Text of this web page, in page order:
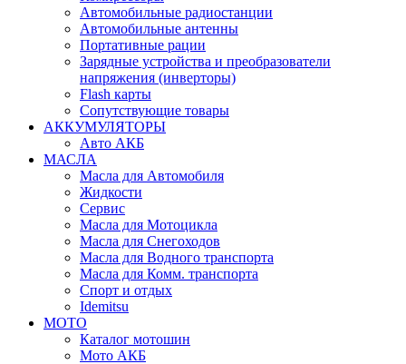
Автомобильные радиостанции
Автомобильные антенны
Портативные рации
Зарядные устройства и преобразователи
напряжения (инверторы)
Flash карты
Сопутствующие товары
АККУМУЛЯТОРЫ
Авто АКБ
МАСЛА
Масла для Автомобиля
Жидкости
Сервис
Масла для Мотоцикла
Масла для Снегоходов
Масла для Водного транспорта
Масла для Комм. транспорта
Спорт и отдых
Idemitsu
МОТО
Каталог мотошин
Мото АКБ